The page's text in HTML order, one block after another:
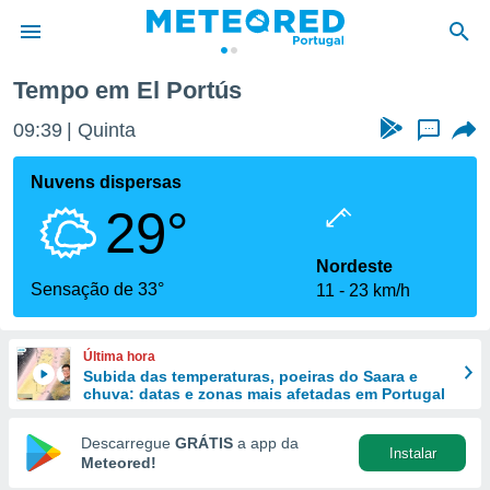
da
foi
fornecidas
a este
das
e
forma
digital
Tempo em El Portús
09:39 Quinta ...
Nuvens dispersas
29°
Sensação de 33°
Nordeste
11
23 km/h
Última hora
Subida das temperaturas, poeiras do Saara e
chuva: datas e zonas mais afetadas em Portugal
Descarregue GRÁTIS a app da
Meteored!
Instalar